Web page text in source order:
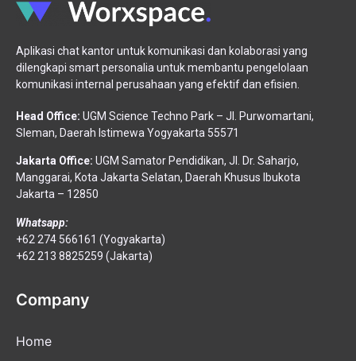
Aplikasi chat kantor untuk komunikasi dan kolaborasi yang
dilengkapi smart personalia untuk membantu pengelolaan
komunikasi internal perusahaan yang efektif dan efisien.
Head Office: UGM Science Techno Park – Jl. Purwomartani,
Sleman, Daerah Istimewa Yogyakarta 55571
Jakarta Office: UGM Samator Pendidikan, Jl. Dr. Saharjo,
Manggarai, Kota Jakarta Selatan, Daerah Khusus Ibukota
Jakarta – 12850
Whatsapp:
+62 274 566161 (Yogyakarta)
+62 213 8825259 (Jakarta)
Company
Home